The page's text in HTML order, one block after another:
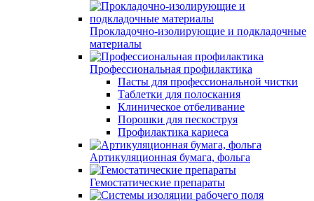
Прокладочно-изолирующие и подкладочные
материалы
Профессиональная профилактика
Пасты для профессиональной чистки
Таблетки для полоскания
Клиническое отбеливание
Порошки для пескоструя
Профилактика кариеса
Артикуляционная бумага, фольга
Гемостатические препараты